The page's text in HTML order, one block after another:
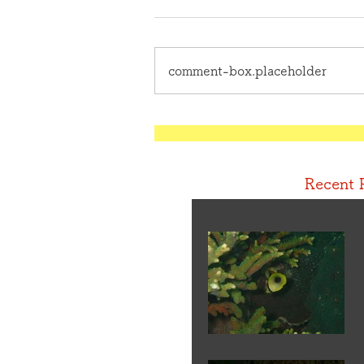
comment-box.placeholder
Recent